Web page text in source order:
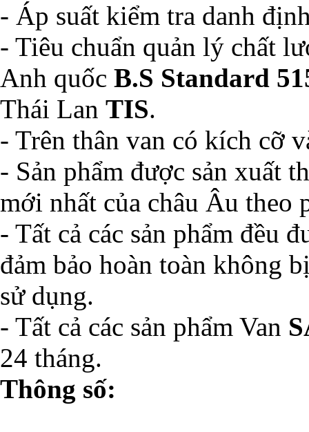
- Áp suất kiểm tra danh
- Tiêu chuẩn quản lý chất
Anh quốc B.S Standard
Thái Lan TIS.
- Trên thân van có kích cỡ
- Sản phẩm được sản xuất
mới nhất của châu Âu theo
- Tất cả các sản phẩm đều
đảm bảo hoàn toàn không
sử dụng.
- Tất cả các sản phẩm Van
24 tháng.
Thông số: